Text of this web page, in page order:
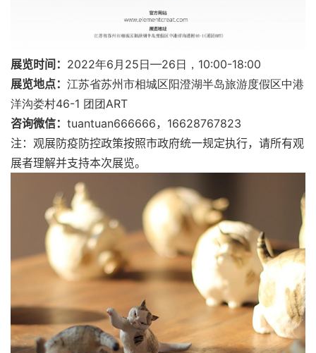
展览时间： 2022年6月 25日—26日， 10:00-18:00
展览地点： 江苏省苏州市相城区阳澄湖半岛旅游度假区中港
洋沟娄村46-1 团团ART
咨询微信： tuantuan666666，16628767823
注：观展防疫防控政策按照市政府统一规定执行，请所有观
展者理解并支持本次展览。